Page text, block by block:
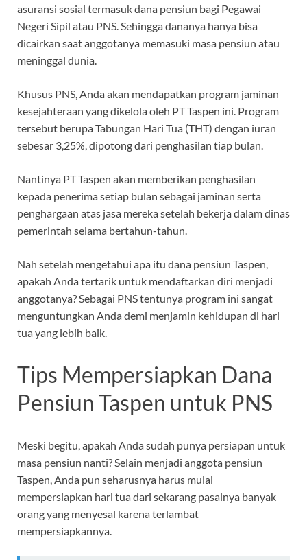
asuransi sosial termasuk dana pensiun bagi Pegawai
Negeri Sipil atau PNS. Sehingga dananya hanya bisa
dicairkan saat anggotanya memasuki masa pensiun atau
meninggal dunia.
Khusus PNS, Anda akan mendapatkan program jaminan
kesejahteraan yang dikelola oleh PT Taspen ini. Program
tersebut berupa Tabungan Hari Tua (THT) dengan iuran
sebesar 3,25%, dipotong dari penghasilan tiap bulan.
Nantinya PT Taspen akan memberikan penghasilan
kepada penerima setiap bulan sebagai jaminan serta
penghargaan atas jasa mereka setelah bekerja dalam dinas
pemerintah selama bertahun-tahun.
Nah setelah mengetahui apa itu dana pensiun Taspen,
apakah Anda tertarik untuk mendaftarkan diri menjadi
anggotanya? Sebagai PNS tentunya program ini sangat
menguntungkan Anda demi menjamin kehidupan di hari
tua yang lebih baik.
Tips Mempersiapkan Dana
Pensiun Taspen untuk PNS
Meski begitu, apakah Anda sudah punya persiapan untuk
masa pensiun nanti? Selain menjadi anggota pensiun
Taspen, Anda pun seharusnya harus mulai
mempersiapkan hari tua dari sekarang pasalnya banyak
orang yang menyesal karena terlambat
mempersiapkannya.